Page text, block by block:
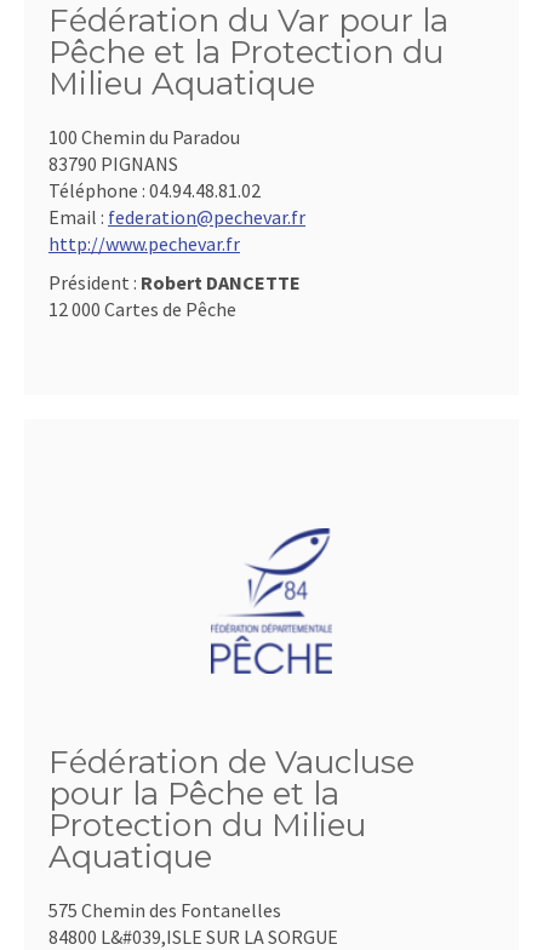
Fédération du Var pour la
Pêche et la Protection du
Milieu Aquatique
100 Chemin du Paradou
83790 PIGNANS
Téléphone : 04.94.48.81.02
Email : federation@pechevar.fr
http://www.pechevar.fr
Président : Robert DANCETTE
12 000 Cartes de Pêche
Fédération de Vaucluse
pour la Pêche et la
Protection du Milieu
Aquatique
575 Chemin des Fontanelles
84800 L&#039,ISLE SUR LA SORGUE